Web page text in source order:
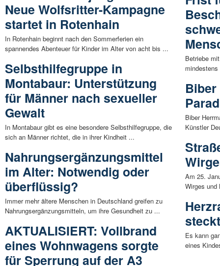
Neue Wolfsritter-Kampagne
startet in Rotenhain
In Rotenhain beginnt nach den Sommerferien ein
spannendes Abenteuer für Kinder im Alter von acht bis ...
Selbsthilfegruppe in
Montabaur: Unterstützung
für Männer nach sexueller
Gewalt
In Montabaur gibt es eine besondere Selbsthilfegruppe, die
sich an Männer richtet, die in ihrer Kindheit ...
Nahrungsergänzungsmittel
im Alter: Notwendig oder
überflüssig?
Immer mehr ältere Menschen in Deutschland greifen zu
Nahrungsergänzungsmitteln, um ihre Gesundheit zu ...
AKTUALISIERT: Vollbrand
eines Wohnwagens sorgte
für Sperrung auf der A3
Betriebe
Biber
Künstler
Am 25.
Wirges
Es kann
eines